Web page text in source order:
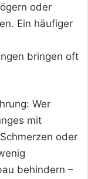
oder
Ein häufiger
bringen oft
Wer
mit
oder
behindern –